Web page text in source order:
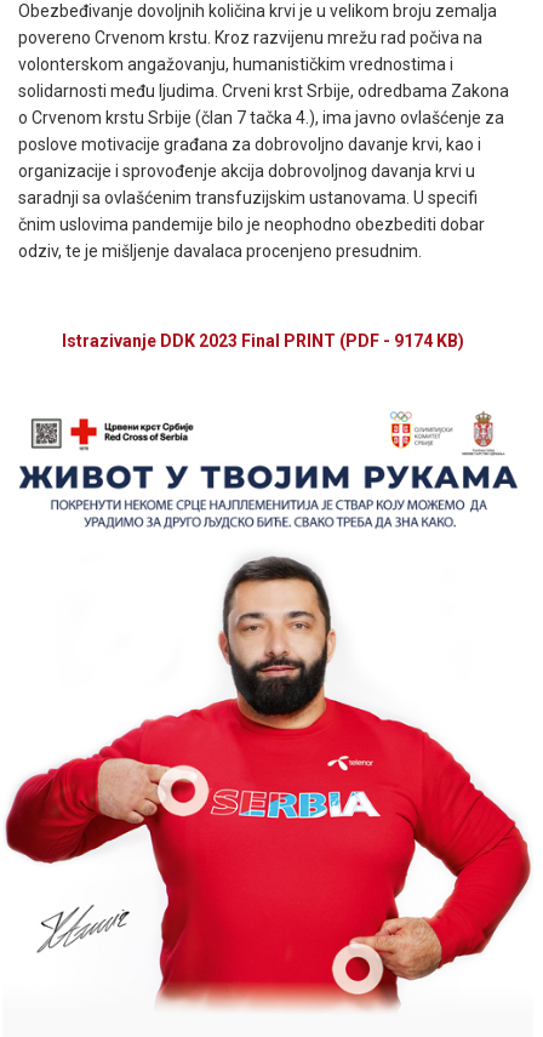
Obezbeđivanje dovoljnih količina krvi je u velikom broju zemalja
povereno Crvenom krstu. Kroz razvijenu mrežu rad počiva na
volonterskom angažovanju, humanističkim vrednostima i
solidarnosti među ljudima. Crveni krst Srbije, odredbama Zakona
o Crvenom krstu Srbije (član 7 tačka 4.), ima javno ovlašćenje za
poslove motivacije građana za dobrovoljno davanje krvi, kao i
organizacije i sprovođenje akcija dobrovoljnog davanja krvi u
saradnji sa ovlašćenim transfuzijskim ustanovama. U specifi
čnim uslovima pandemije bilo je neophodno obezbediti dobar
odziv, te je mišljenje davalaca procenjeno presudnim.
Istrazivanje DDK 2023 Final PRINT (PDF - 9174 KB)